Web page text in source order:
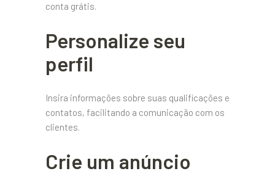
conta grátis.
Personalize seu
perfil
Insira informações sobre suas qualificações e
contatos, facilitando a comunicação com os
clientes.
Crie um anúncio